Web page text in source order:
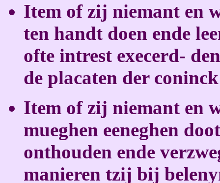
Item of zij niemant en
ten handt doen ende
ofte intrest execerd-
de placaten der
Item of zij niemant en
mueghen eeneghen
onthouden ende
manieren tzij bij